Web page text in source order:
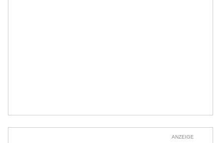
ANZEIGE